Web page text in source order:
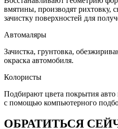
вмятины, производят рихтовку,
зачистку поверхностей для
Автомаляры
Зачистка, грунтовка,
окраска автомобиля.
Колористы
Подбирают цвета покрытия
с помощью компьютерного
ОБРАТИТЬСЯ